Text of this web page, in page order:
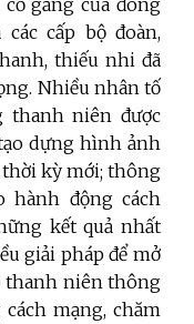
cấp bộ đoàn,
thiếu nhi đã
Nhiều nhân tố
thanh niên được
dựng hình ảnh
thời kỳ mới; thông
hành động cách
kết quả nhất
giải pháp để mở
thanh niên thông
mạng, chăm